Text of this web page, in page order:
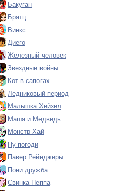
Бакуган
Братц
Винкс
Диего
Железный человек
Звездные войны
Кот в сапогах
Ледниковый период
Малышка Хейзел
Маша и Медведь
Монстр Хай
Ну погоди
Павер Рейнджеры
Пони дружба
Свинка Пеппа